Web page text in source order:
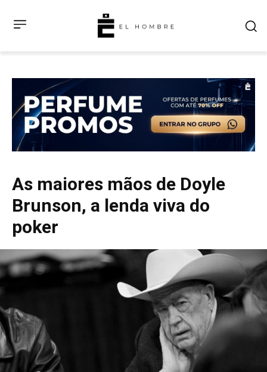
As maiores mãos de Doyle
Brunson, a lenda viva do
poker